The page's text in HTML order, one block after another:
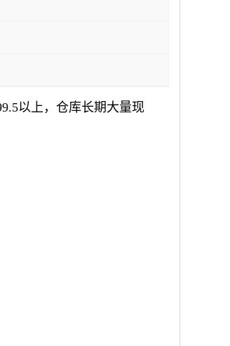
以上，仓库长期大量现